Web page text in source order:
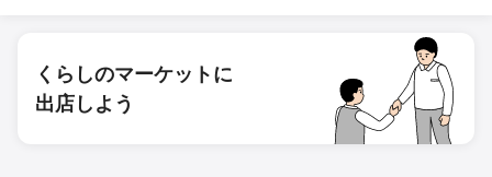
くらしのマーケットに
出店しよう